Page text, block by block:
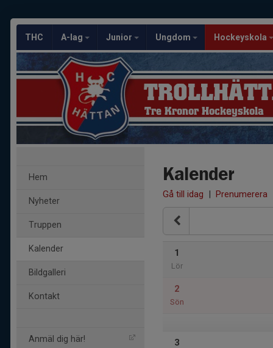
THC A-lag Junior Ungdom Hockeyskola
Tre Kronor Hockeyskola
Hem
Nyheter
Truppen
Kalender
Bildgalleri
Kontakt
Anmäl dig här!
Kalender
Gå till idag | Prenumerera
1
Lör
2
Sön
3